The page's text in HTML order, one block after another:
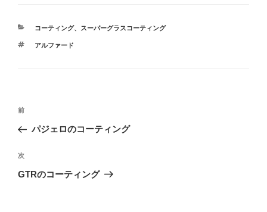
カ
ゴ
コーティング、 スーパーグラスコーティング
タ
アルファード
投
ナ
ビ
ゲ
前
の
稿
前
パジェロのコーティング
次
の
次
GTRのコーティング